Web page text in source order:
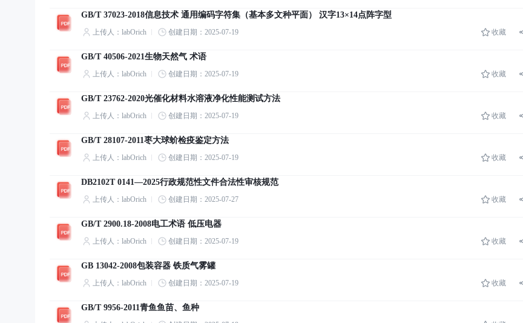
GB/T 37023-2018信息技术 通用编码字符集（基本多文种平面） 汉字13×14点阵字型
上传人：labOrich 创建日期：2025-07-19 收藏
GB/T 40506-2021生物天然气 术语
上传人：labOrich 创建日期：2025-07-19 收藏
GB/T 23762-2020光催化材料水溶液净化性能测试方法
上传人：labOrich 创建日期：2025-07-19 收藏
GB/T 28107-2011枣大球蚧检疫鉴定方法
上传人：labOrich 创建日期：2025-07-19 收藏
DB2102T 0141—2025行政规范性文件合法性审核规范
上传人：labOrich 创建日期：2025-07-27 收藏
GB/T 2900.18-2008电工术语 低压电器
上传人：labOrich 创建日期：2025-07-19 收藏
GB 13042-2008包装容器 铁质气雾罐
上传人：labOrich 创建日期：2025-07-19 收藏
GB/T 9956-2011青鱼鱼苗、鱼种